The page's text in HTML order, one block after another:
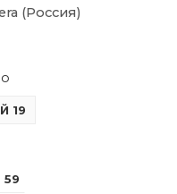
(Россия)
19